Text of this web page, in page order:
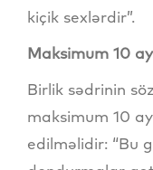
kiçik sexlərdir”.
Maksimum 10
Birlik sədrinin
maksimum 10
edilməlidir: “Bu